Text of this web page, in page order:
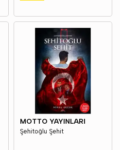
MOTTO YAYINLARI
Şehitoğlu Şehit